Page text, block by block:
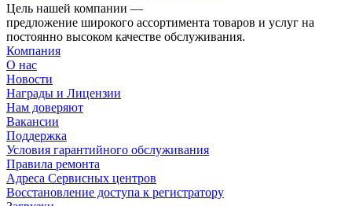
Цель нашей компании —
предложение широкого ассортимента товаров и услуг на
постоянно высоком качестве обслуживания.
Компания
О нас
Новости
Награды и Лицензии
Нам доверяют
Вакансии
Поддержка
Условия гарантийного обслуживания
Правила ремонта
Адреса Сервисных центров
Восстановление доступа к регистратору